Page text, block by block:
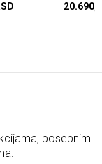
posebnim